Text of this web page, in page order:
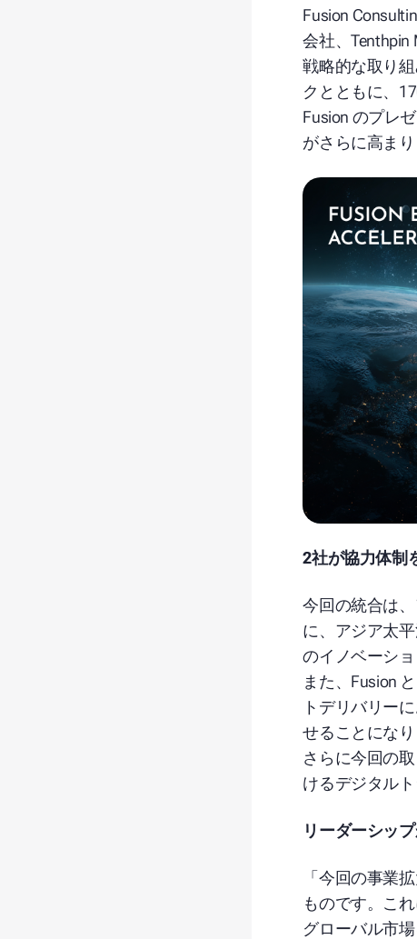
Fusion
会社、Tenthpin
戦略的な取り
クとともに、
Fusion のプレ
がさらに高ま
2社が協力体制
今回の統合は
に、アジア太
のイノベーシ
また、Fusion
トデリバリー
せることになり
さらに今回の
けるデジタル
リーダーシッ
「今回の事業
ものです。こ
グローバル市